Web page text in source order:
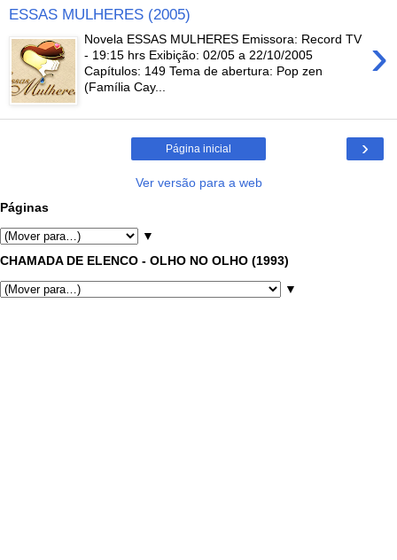
ESSAS MULHERES (2005)
›
Novela ESSAS MULHERES Emissora: Record TV
- 19:15 hrs Exibição: 02/05 a 22/10/2005
Capítulos: 149 Tema de abertura: Pop zen
(Família Cay...
›
Página inicial
Ver versão para a web
Páginas
▼
CHAMADA DE ELENCO - OLHO NO OLHO (1993)
▼